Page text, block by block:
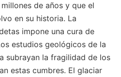
de años y que el
en su historia. La
impone una cura de
estudios geológicos de la
subrayan la fragilidad de los
estas cumbres. El glaciar